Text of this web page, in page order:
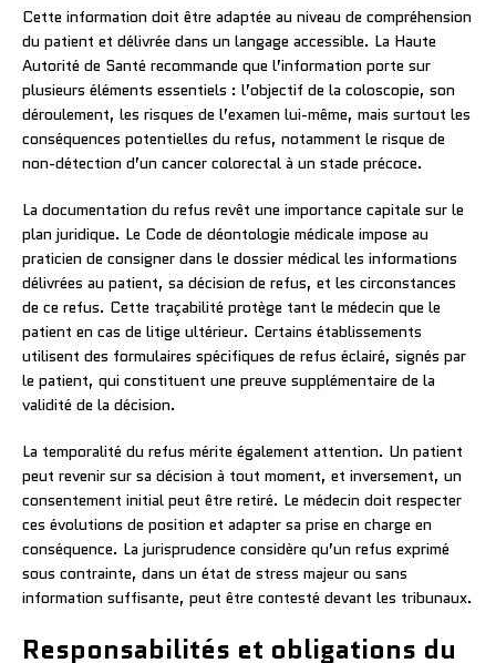
Cette information doit être adaptée au niveau de compréhension
du patient et délivrée dans un langage accessible. La Haute
Autorité de Santé recommande que l’information porte sur
plusieurs éléments essentiels : l’objectif de la coloscopie, son
déroulement, les risques de l’examen lui-même, mais surtout les
conséquences potentielles du refus, notamment le risque de
non-détection d’un cancer colorectal à un stade précoce.
La documentation du refus revêt une importance capitale sur le
plan juridique. Le Code de déontologie médicale impose au
praticien de consigner dans le dossier médical les informations
délivrées au patient, sa décision de refus, et les circonstances
de ce refus. Cette traçabilité protège tant le médecin que le
patient en cas de litige ultérieur. Certains établissements
utilisent des formulaires spécifiques de refus éclairé, signés par
le patient, qui constituent une preuve supplémentaire de la
validité de la décision.
La temporalité du refus mérite également attention. Un patient
peut revenir sur sa décision à tout moment, et inversement, un
consentement initial peut être retiré. Le médecin doit respecter
ces évolutions de position et adapter sa prise en charge en
conséquence. La jurisprudence considère qu’un refus exprimé
sous contrainte, dans un état de stress majeur ou sans
information suffisante, peut être contesté devant les tribunaux.
Responsabilités et obligations du